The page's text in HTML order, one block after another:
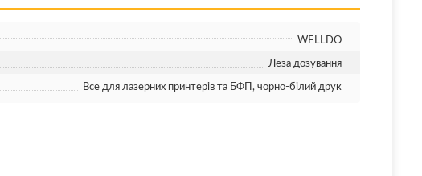
WELLDO
Леза дозування
Все для лазерних принтерів та БФП, чорно-білий друк